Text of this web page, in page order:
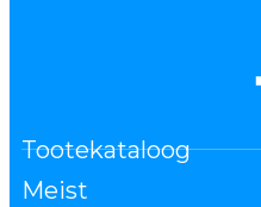
Tootekataloog
Meist